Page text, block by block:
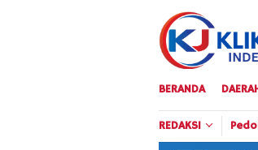
BERANDA
REDAKSI